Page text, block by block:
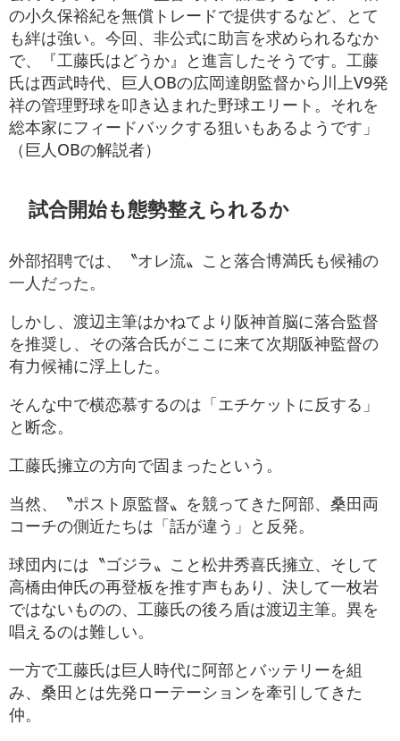
の小久保裕紀を無償トレードで提供するなど、とて
も絆は強い。今回、非公式に助言を求められるなか
で、『工藤氏はどうか』と進言したそうです。工藤
氏は西武時代、巨人OBの広岡達朗監督から川上V9発
祥の管理野球を叩き込まれた野球エリート。それを
総本家にフィードバックする狙いもあるようです」
（巨人OBの解説者）
試合開始も態勢整えられるか
外部招聘では、〝オレ流〟こと落合博満氏も候補の
一人だった。
しかし、渡辺主筆はかねてより阪神首脳に落合監督
を推奨し、その落合氏がここに来て次期阪神監督の
有力候補に浮上した。
そんな中で横恋慕するのは「エチケットに反する」
と断念。
工藤氏擁立の方向で固まったという。
当然、〝ポスト原監督〟を競ってきた阿部、桑田両
コーチの側近たちは「話が違う」と反発。
球団内には〝ゴジラ〟こと松井秀喜氏擁立、そして
高橋由伸氏の再登板を推す声もあり、決して一枚岩
ではないものの、工藤氏の後ろ盾は渡辺主筆。異を
唱えるのは難しい。
一方で工藤氏は巨人時代に阿部とバッテリーを組
み、桑田とは先発ローテーションを牽引してきた
仲。